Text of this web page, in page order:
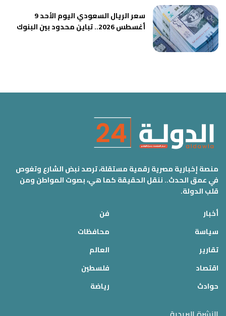
سعر الريال السعودي اليوم الأحد 9
أغسطس 2026.. تباين محدود بين البنوك
منصة إخبارية مصرية رقمية مستقلة، ترصد نبض الشارع وتغوص
في عمق الحدث.. ننقل الحقيقة كما هي، بصوت المواطن ومن
قلب الدولة.
أخبار
سياسة
تقارير
اقتصاد
حوادث
فن
محافظات
العالم
فلسطين
رياضة